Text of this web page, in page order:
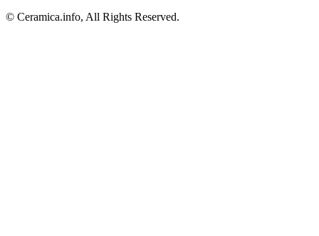
© Ceramica.info, All Rights Reserved.